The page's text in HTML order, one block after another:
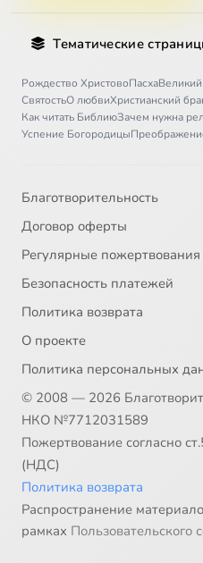
Тематические
Рождество ХристовоПасха
СвятостьО любвиХристианский
Как читать БиблиюЗачем нужна
Успение Богородицы
Благотворительность
Договор оферты
Регулярные пожертвования
Безопасность платежей
Политика возврата
О проекте
Политика персональных
© 2008 — 2026
НКО №7712031589
Пожертвование согласно
(НДС)
Политика возврата
Распространение
рамках Пользовательского